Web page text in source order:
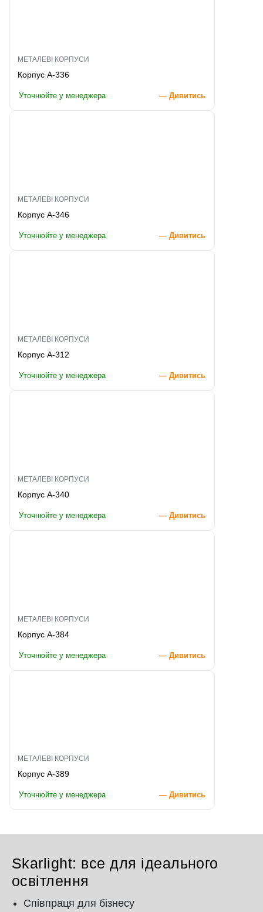
МЕТАЛЕВІ КОРПУСИ
Корпус A-336
Уточнюйте у менеджера — Дивитись
МЕТАЛЕВІ КОРПУСИ
Корпус A-346
Уточнюйте у менеджера — Дивитись
МЕТАЛЕВІ КОРПУСИ
Корпус A-312
Уточнюйте у менеджера — Дивитись
МЕТАЛЕВІ КОРПУСИ
Корпус A-340
Уточнюйте у менеджера — Дивитись
МЕТАЛЕВІ КОРПУСИ
Корпус A-384
Уточнюйте у менеджера — Дивитись
МЕТАЛЕВІ КОРПУСИ
Корпус A-389
Уточнюйте у менеджера — Дивитись
Skarlight: все для ідеального
освітлення
Співпраця для бізнесу